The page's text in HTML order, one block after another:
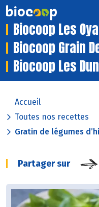
Biocoop Les
Biocoop Grain
Biocoop Les
Accueil
Toutes nos recettes
Gratin de légumes
Partager sur